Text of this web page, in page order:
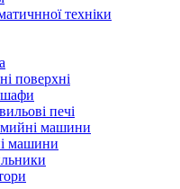
техніки
поверхні
шафи
печі
машини
машини